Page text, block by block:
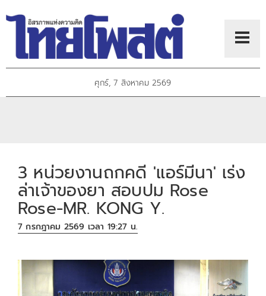
ศุกร์, 7 สิงหาคม 2569
3 หน่วยงานถกคดี 'แอร์มีนา' เร่ง
ล่าเจ้าของยา สอบปม Rose
Rose-MR. KONG Y.
7 กรกฎาคม 2569 เวลา 19:27 น.